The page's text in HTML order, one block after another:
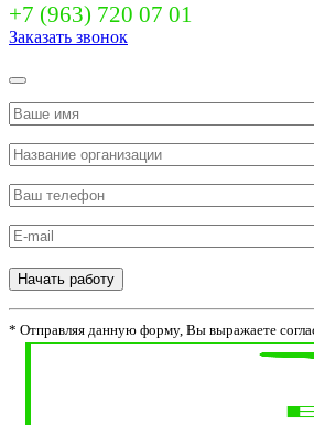
+7 (963) 720 07 01
Заказать звонок
Начать работу
* Отправляя данную форму, Вы выражаете